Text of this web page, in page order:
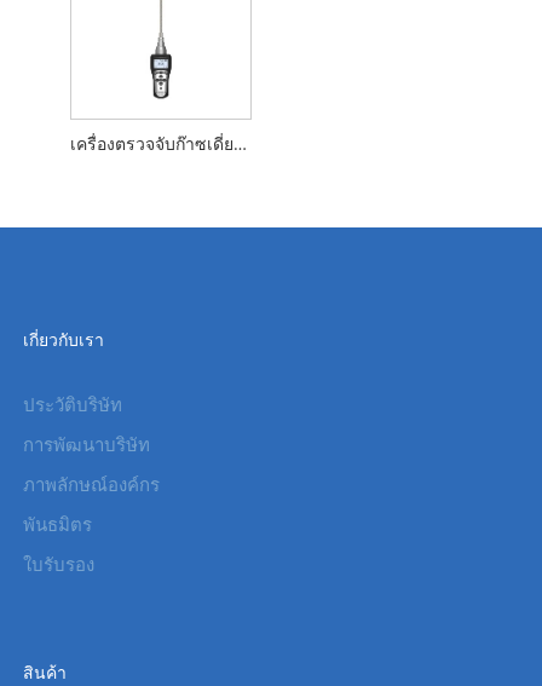
เครื่องตรวจจับก๊าซเดี่ยวแบบพกพา
เกี่ยวกับเรา
ประวัติบริษัท
การพัฒนาบริษัท
ภาพลักษณ์องค์กร
พันธมิตร
ใบรับรอง
สินค้า